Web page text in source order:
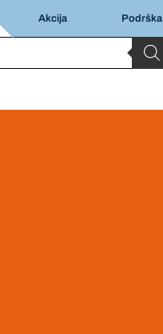
Akcija Podrška